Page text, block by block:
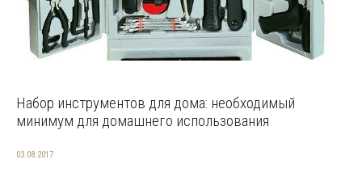
Набор инструментов для дома: необходимый
минимум для домашнего использования
03.08.2017